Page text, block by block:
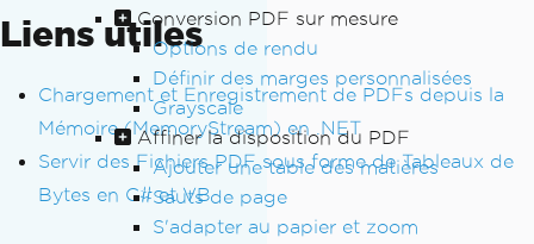
Conversion PDF sur mesure
Options de rendu
Définir des marges personnalisées
Grayscale
Affiner la disposition du PDF
Ajouter une table des matières
Sauts de page
S'adapter au papier et zoom
Liens utiles
Chargement et Enregistrement de PDFs depuis la
Mémoire (MemoryStream) en .NET
Servir des Fichiers PDF sous forme de Tableaux de
Bytes en C# et VB